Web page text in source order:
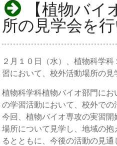
【植物バイ
所の見学会を
２月１０日（水）、植物科学
習において、校外活動場所の見
植物科学科植物バイオ部門に
の学習活動において、校外での
今回、植物バイオ専攻の実習
場所について見学し、地域の
るとともに、今後の活動の見